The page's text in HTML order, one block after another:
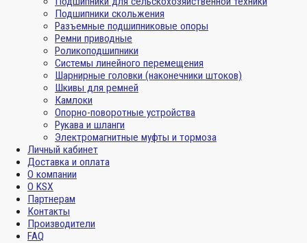
Подшипники скольжения
Разъемные подшипниковые опоры
Ремни приводные
Роликоподшипники
Системы линейного перемещения
Шарнирные головки (наконечники штоков)
Шкивы для ремней
Камлоки
Опорно-поворотные устройства
Рукава и шланги
Электромагнитные муфты и тормоза
Личный кабинет
Доставка и оплата
О компании
О KSX
Партнерам
Контакты
Производители
FAQ